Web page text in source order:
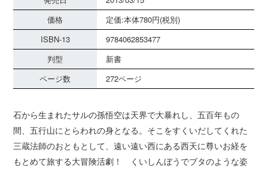
価格
定価:本体780円(税別)
ISBN-13
9784062853477
判型
新書
ページ数
272ページ
石から生まれたサルの孫悟空は天界で大暴れし、五百年もの
間、五行山にとらわれの身となる。そこをすくいだしてくれた
三蔵法師のおともとして、遠い遠い西にある西天に尊いお経を
もとめて旅する大冒険活劇！ くいしんぼうでブタのような姿